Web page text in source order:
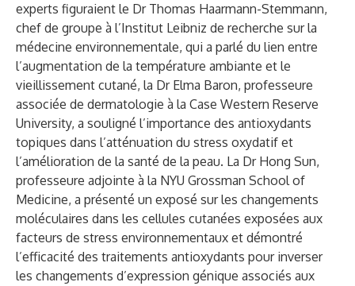
experts figuraient le Dr Thomas Haarmann-Stemmann,
chef de groupe à l’Institut Leibniz de recherche sur la
médecine environnementale, qui a parlé du lien entre
l’augmentation de la température ambiante et le
vieillissement cutané, la Dr Elma Baron, professeure
associée de dermatologie à la Case Western Reserve
University, a souligné l’importance des antioxydants
topiques dans l’atténuation du stress oxydatif et
l’amélioration de la santé de la peau. La Dr Hong Sun,
professeure adjointe à la NYU Grossman School of
Medicine, a présenté un exposé sur les changements
moléculaires dans les cellules cutanées exposées aux
facteurs de stress environnementaux et démontré
l’efficacité des traitements antioxydants pour inverser
les changements d’expression génique associés aux